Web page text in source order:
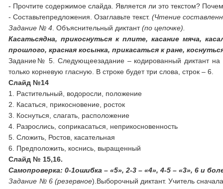
- Прочтите содержимое слайда. Является ли это текстом?
- Составьтепредложения. Озаглавьте текст.(Чтение
Задание № 4 . Объяснительный диктант(по цепочке).
Касатьсядна, прикоснуться к плите, касание мяча,
прошлого, красная косынка, прикасаться к ране,
Задание№ 5. Следующеезадание – кодированный диктант
только корневую гласную. В строке будет три слова, строк – 6.
Слайд №14
1. Растительный, водоросли, положение
2. Касаться, прикосновение, росток
3. Коснуться, слагать, расположение
4. Разрослись, соприкасаться, неприкосновенность
5. Сложить, Ростов, касательная
6. Предположить, коснись, выращенный
Слайд № 15,16.
Самопроверка: 0-1ошибка – «5», 2-3 – «4», 4-5 – «3», 6 и
Задание № 6 (резервное).Выборочный диктант. Учитель